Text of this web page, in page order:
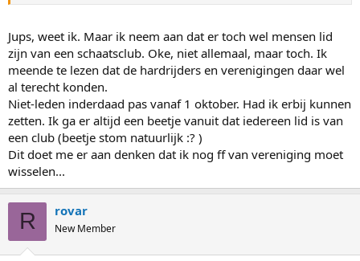
Jups, weet ik. Maar ik neem aan dat er toch wel mensen lid
zijn van een schaatsclub. Oke, niet allemaal, maar toch. Ik
meende te lezen dat de hardrijders en verenigingen daar wel
al terecht konden.
Niet-leden inderdaad pas vanaf 1 oktober. Had ik erbij kunnen
zetten. Ik ga er altijd een beetje vanuit dat iedereen lid is van
een club (beetje stom natuurlijk :? )
Dit doet me er aan denken dat ik nog ff van vereniging moet
wisselen...
R rovar
New Member